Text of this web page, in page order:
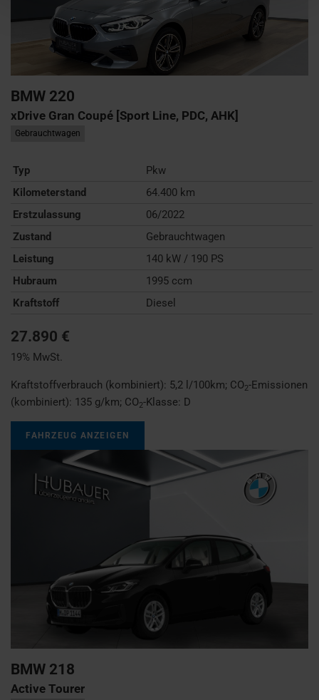
BMW 220
xDrive Gran Coupé [Sport Line, PDC, AHK]
Gebrauchtwagen
Typ
Pkw
Kilometerstand
64.400 km
Erstzulassung
06/2022
Zustand
Gebrauchtwagen
Leistung
140 kW / 190 PS
Hubraum
1995 ccm
Kraftstoff
Diesel
27.890 €
19% MwSt.
Kraftstoffverbrauch (kombiniert): 5,2 l/100km; CO2-Emissionen
(kombiniert): 135 g/km; CO2-Klasse: D
FAHRZEUG ANZEIGEN
BMW 218
Active Tourer